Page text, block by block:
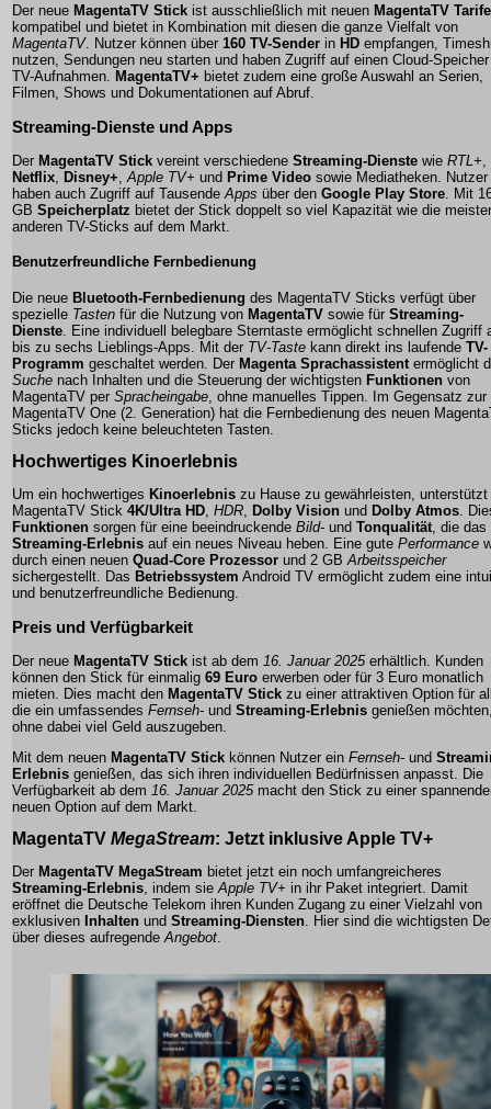
Der neue MagentaTV Stick ist ausschließlich mit neuen MagentaTV
kompatibel und bietet in Kombination mit diesen die ganze Vielfalt von
MagentaTV. Nutzer können über 160 TV-Sender in HD empfangen,
nutzen, Sendungen neu starten und haben Zugriff auf einen Cloud-
TV-Aufnahmen.
MagentaTV+ bietet zudem eine große Auswahl an Serien,
Filmen, Shows und Dokumentationen auf Abruf.
Streaming-Dienste und Apps
Der MagentaTV Stick vereint verschiedene Streaming-Dienste wie RTL+,
Netflix, Disney+,Apple TV+ und Prime Video sowie Mediatheken. Nutzer
haben auch Zugriff auf TausendeApps über den Google Play Store. Mit
GB Speicherplatz bietet der Stick doppelt so viel Kapazität wie die
anderen TV-Sticks auf dem Markt.
Benutzerfreundliche Fernbedienung
Die neue Bluetooth-Fernbedienung des MagentaTV Sticks verfügt über
spezielle Tasten für die Nutzung von MagentaTV sowie für Streaming-
Dienste . Eine individuell belegbare Sterntaste ermöglicht schnellen Zugriff
bis zu sechs Lieblings-Apps. Mit der TV-Taste kann direkt ins laufende TV-
Programm geschaltet werden. Der Magenta Sprachassistent ermöglicht
Suche nach Inhalten und die Steuerung der wichtigsten Funktionen von
MagentaTV per Spracheingabe , ohne manuelles Tippen. Im Gegensatz zur
MagentaTV One (2. Generation) hat die Fernbedienung des neuen
Sticks jedoch keine beleuchteten Tasten.
Hochwertiges Kinoerlebnis
Um ein hochwertiges Kinoerlebnis zu Hause zu gewährleisten, unterstützt
MagentaTV Stick 4K/Ultra HD HDR Dolby Vision und Dolby Atmos .
Funktionen sorgen für eine beeindruckende Bild- und Tonqualität , die das
Streaming-Erlebnis auf ein neues Niveau heben. Eine gute Performance
durch einen neuen Quad-Core Prozessor und 2 GB Arbeitsspeicher
sichergestellt. Das Betriebssystem Android TV ermöglicht zudem eine
und benutzerfreundliche Bedienung.
Preis und Verfügbarkeit
Der neue MagentaTV Stick ist ab dem 16. Januar 2025erhältlich. Kunden
können den Stick für einmalig 69 Euro erwerben oder für 3 Euro monatlich
mieten. Dies macht den MagentaTV Stick zu einer attraktiven Option für
die ein umfassendes Fernseh- und Streaming-Erlebnis genießen
ohne dabei viel Geld auszugeben.
Mit dem neuen MagentaTV Stick können Nutzer ein Fernseh- und
Erlebnis genießen, das sich ihren individuellen Bedürfnissen anpasst. Die
Verfügbarkeit ab dem 16. Januar 2025macht den Stick zu einer
neuen Option auf dem Markt.
MagentaTV MegaStream: Jetzt inklusive Apple TV+
Der MagentaTV MegaStream bietet jetzt ein noch umfangreicheres
Streaming-Erlebnis, indem sieApple TV+ in ihr Paket integriert. Damit
eröffnet die Deutsche Telekom ihren Kunden Zugang zu einer Vielzahl von
exklusiven Inhalten und Streaming-Diensten. Hier sind die wichtigsten
über dieses aufregendeAngebot.